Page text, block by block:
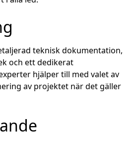
teknisk dokumentation,
och ett dedikerat
hjälper till med valet av
av projektet när det gäller